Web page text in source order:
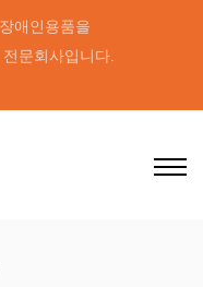
애인용품을
문회사입니다.